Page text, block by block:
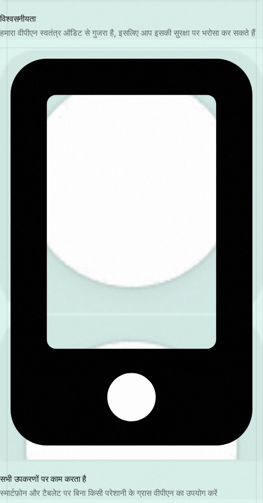
विश्वसनीयता
हमारा वीपीएन स्वतंत्र ऑडिट से गुजरा है, इसलिए आप इसकी सुरक्षा पर भरोसा कर सकते हैं
सभी उपकरणों पर काम करता है
स्मार्टफ़ोन और टैबलेट पर बिना किसी परेशानी के ग्रास वीपीएन का उपयोग करें